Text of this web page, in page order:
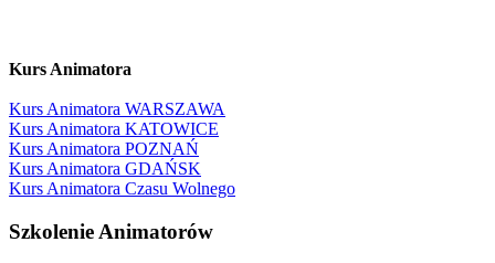
Kurs Animatora
Kurs Animatora WARSZAWA
Kurs Animatora KATOWICE
Kurs Animatora POZNAŃ
Kurs Animatora GDAŃSK
Kurs Animatora Czasu Wolnego
Szkolenie Animatorów